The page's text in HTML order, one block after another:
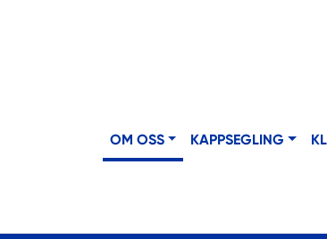
OM OSS KAPPSEGLING